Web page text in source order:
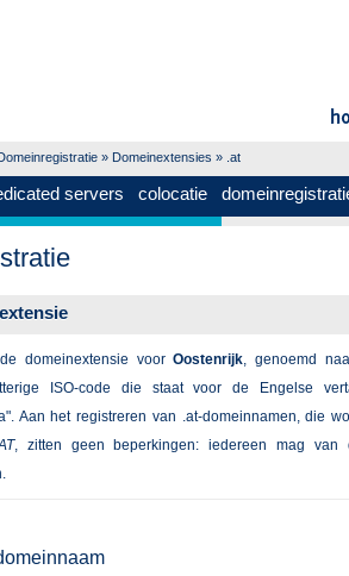
» Domeinextensies » .at
servers colocatie
domeinextensie voorOostenrijk, genoemd
ISO-code die staat voor de Engelse
Aan het registreren van .at-domeinnamen, die
, zitten geen beperkingen: iedereen mag van